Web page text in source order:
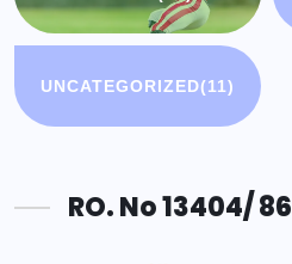
UNCATEGORIZED(11)
RO. No 13404/ 86